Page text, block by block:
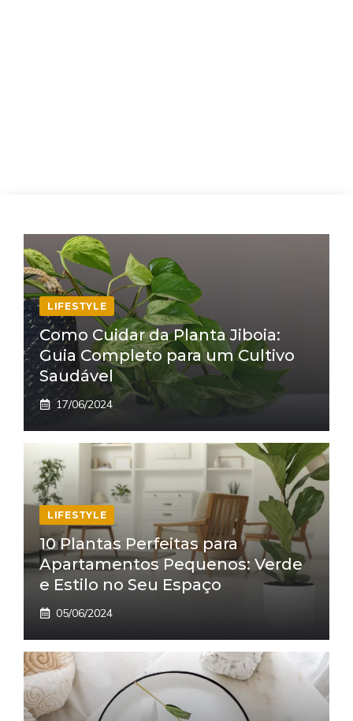
LIFESTYLE
Como Cuidar da Planta Jiboia:
Guia Completo para um Cultivo
Saudável
17/06/2024
LIFESTYLE
10 Plantas Perfeitas para
Apartamentos Pequenos: Verde
e Estilo no Seu Espaço
05/06/2024